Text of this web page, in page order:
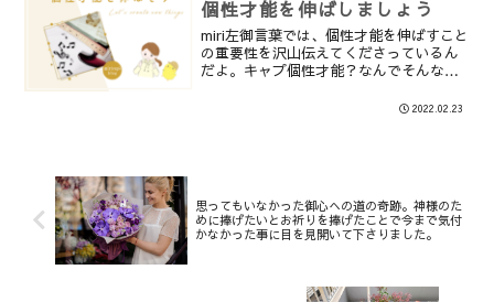
個性才能を伸ばしましょう
miri左御言葉では、個性才能を伸ばすこと
の重要性を沢山伝えてくださっているん
だよ。キャプ個性才能？なんでそんなに
個性豊かな才能あふれる人々を生み出す
2022.02.23
思ってもいなかった御心への道の奇跡。神様のた
めに捧げたいとお祈りを捧げたことで今まで気付
かなかった事に目を見開いて下さりました。